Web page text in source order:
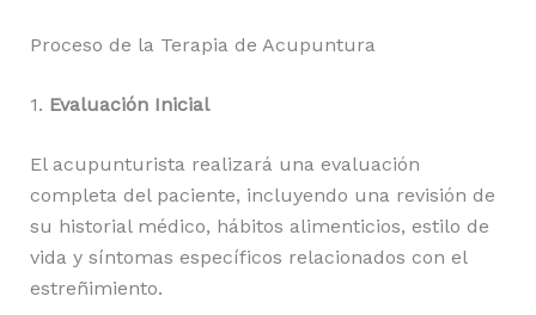
Proceso de la Terapia de Acupuntura
1. Evaluación Inicial
El acupunturista realizará una evaluación
completa del paciente, incluyendo una revisión de
su historial médico, hábitos alimenticios, estilo de
vida y síntomas específicos relacionados con el
estreñimiento.